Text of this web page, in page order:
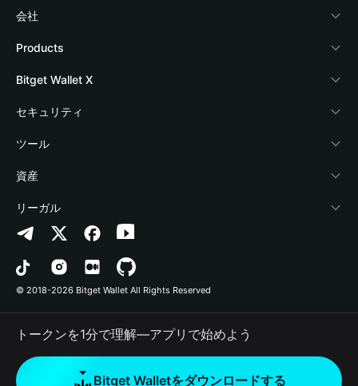
会社
Bitget Walletについて
ブログ
アカデミー
暗号資産ニュース
Help Center
お問い合わせ
ブランドリソース
キャリア
Products
Crypto Card
Stablecoin Earn
Payfi Crypto
Crypto Swap API
Altcoin Season Index
Prediction Markets
DApp
RWA
How to Buy Crypto
Bitget Wallet X
デベロッパー
ウォレットを接続
Bitget Wallet Pay
プロジェクトを掲載
セキュリティ
保護基金
セキュリティ技術
ツール
暗号資産を購入
認証検出
コントラクト検出
一括送金
資産
Arbitrum
Avalanche
Bitcoin
Polygon
リーガル
プライバシーポリシー
利用規約
© 2018-2026 Bitget Wallet All Rights Reserved
トークンを1分で理解―アプリで始めよう
Bitget Walletをダウンロードする